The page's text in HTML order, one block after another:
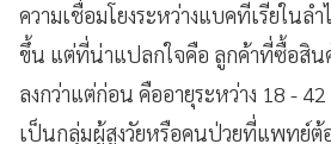
ความเชื่อมโยงระหว่างแบคทีเรียในล
ขึ้น แต่ที่น่าแปลกใจคือ ลูกค้าที่ซื้อสิ
ลงกว่าแต่ก่อน คืออายุระหว่าง 18 -
เป็นกลุ่มผู้สูงวัยหรือคนป่วยที่แพทย์ต้อ